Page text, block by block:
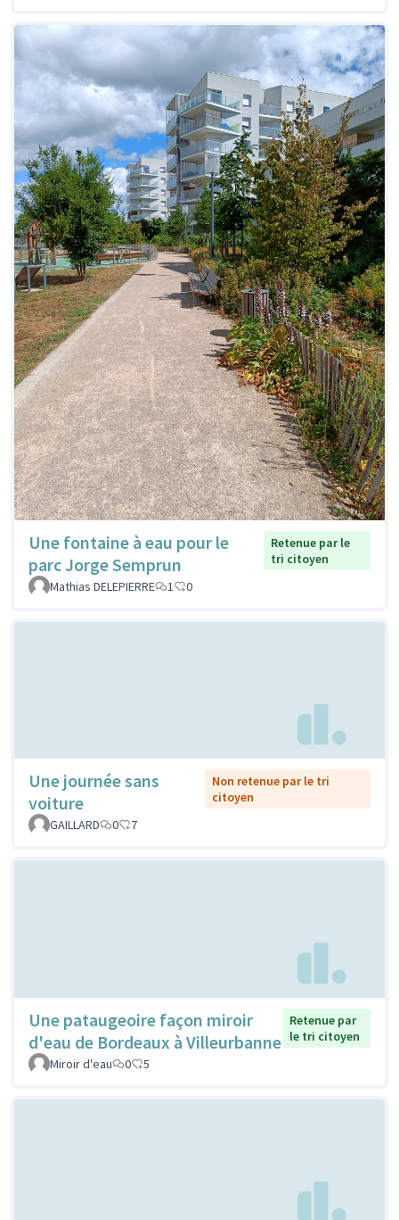
Une fontaine à eau pour le
parc Jorge Semprun
Retenue par le
tri citoyen
Mathias DELEPIERRE
1 0
Une journée sans
voiture
Non retenue par le tri
citoyen
GAILLARD
0 7
Une pataugeoire façon miroir
d'eau de Bordeaux à Villeurbanne
Retenue par
le tri citoyen
Miroir d'eau
0 5